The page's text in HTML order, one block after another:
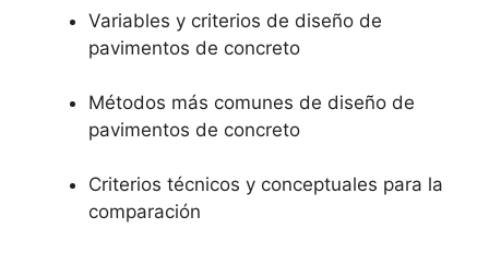
Variables y criterios de diseño de
pavimentos de concreto
Métodos más comunes de diseño de
pavimentos de concreto
Criterios técnicos y conceptuales para la
comparación